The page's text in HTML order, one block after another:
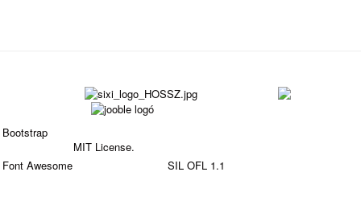
Bootstrap
MIT License.
Font Awesome
SIL OFL 1.1